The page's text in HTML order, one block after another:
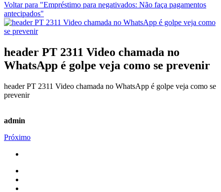
Voltar para "Empréstimo para negativados: Não faça pagamentos
antecipados"
header PT 2311 Video chamada no
WhatsApp é golpe veja como se prevenir
header PT 2311 Video chamada no WhatsApp é golpe veja como se
prevenir
admin
Próximo